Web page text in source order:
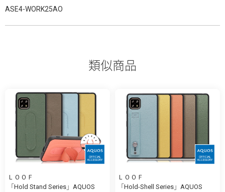
ASE4-WORK25AO
類似商品
ＬＯＯＦ
「Hold Stand Series」AQUOS
ＬＯＯＦ
「Hold-Shell Series」AQUOS